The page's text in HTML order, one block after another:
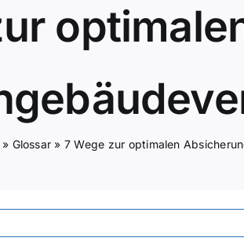
Glossar » 7 Wege zur optimalen